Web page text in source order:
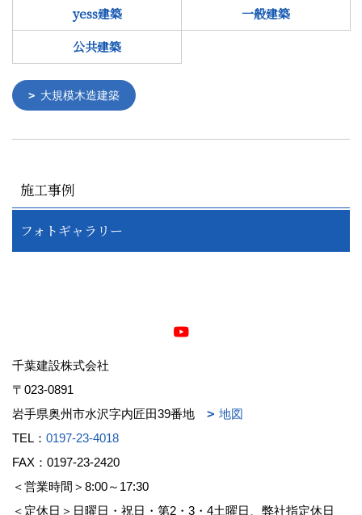
yess建築
一般建築
公共建築
大規模木造建築
施工事例
フォトギャラリー
千葉建設株式会社
〒023-0891
岩手県奥州市水沢字内匠田39番地
地図
TEL： 0197-23-4018
FAX：0197-23-2420
＜営業時間＞8:00～17:30
＜定休日＞日曜日・祝日・第2・3・4土曜日、弊社指定休日